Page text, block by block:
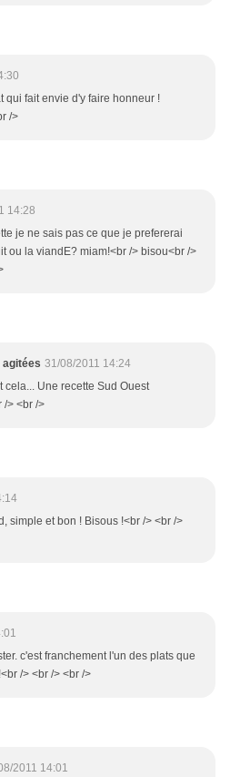
qui fait envie d'y faire honneur !
/>
14:28
je ne sais pas ce que je prefererai
ou la viandE? miam!<br /> bisou<br />
agitées 31/08/2011 14:24
cela... Une recette Sud Ouest
/> <br />
simple et bon ! Bisous !<br /> <br />
c'est franchement l'un des plats que
/> <br /> <br />
2011 14:01